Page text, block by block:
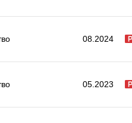
08.2024
05.2023